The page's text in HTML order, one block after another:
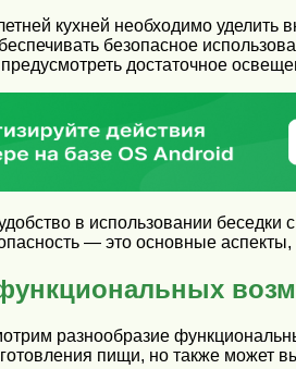
кухней необходимо
безопасное
достаточное
в использовании
— это основные
разнообразие
пищи, но также может